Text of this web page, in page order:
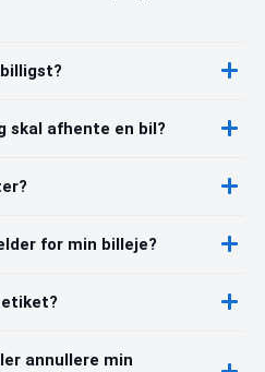
skal afhente en bil?
for min billeje?
annullere min